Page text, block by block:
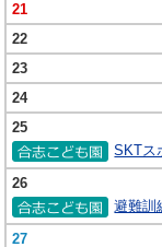
21
22
23
24
25
SKTス
26
避難訓
27